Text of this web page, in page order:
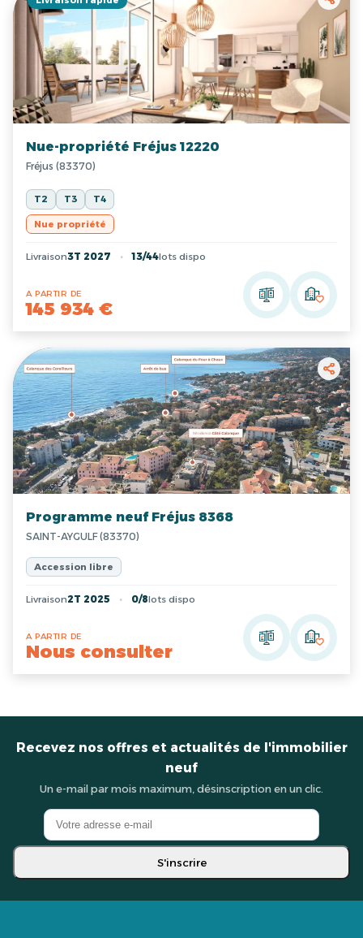
Nue-propriété Fréjus 12220
Fréjus (83370)
T2 T3 T4
Nue propriété
Livraison3T 2027 13/44lots dispo
A PARTIR DE
145 934 €
Programme neuf Fréjus 8368
SAINT-AYGULF (83370)
Accession libre
Livraison2T 2025 0/8lots dispo
A PARTIR DE
Nous consulter
Recevez nos offres et actualités de l'immobilier
neuf
Un e-mail par mois maximum, désinscription en un clic.
S'inscrire